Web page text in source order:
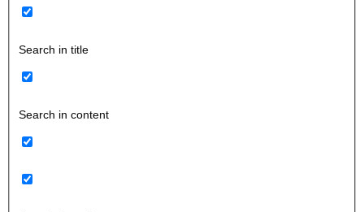
Search in title
Search in content